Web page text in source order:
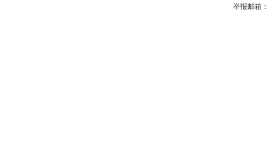
举报邮箱